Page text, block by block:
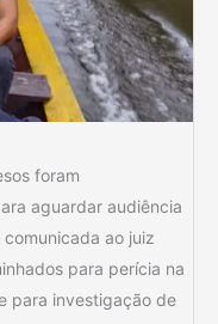
foram
aguardar audiência
ao juiz
para perícia na
para investigação de